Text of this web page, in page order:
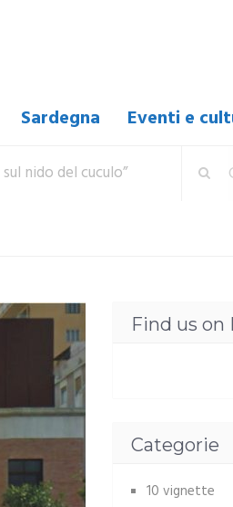
Sardegna Eventi e
nido del cuculo”
Find us on
Categorie
10 vignette